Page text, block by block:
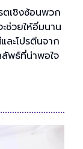
ตเชิงซ้อนพวก
ช่วยให้อิ่มนาน
ละโปรตีนจาก
พธ์ที่น่าพอใจ